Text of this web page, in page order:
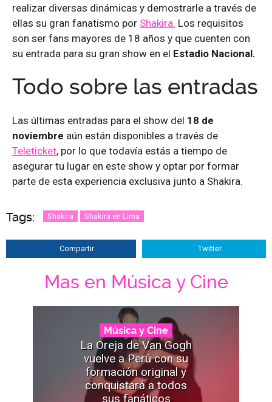
realizar diversas dinámicas y demostrarle a través de
ellas su gran fanatismo por Shakira. Los requisitos
son ser fans mayores de 18 años y que cuenten con
su entrada para su gran show en el Estadio Nacional.
Todo sobre las entradas
Las últimas entradas para el show del 18 de
noviembre aún están disponibles a través de
Teleticket, por lo que todavía estás a tiempo de
asegurar tu lugar en este show y optar por formar
parte de esta experiencia exclusiva junto a Shakira.
Tags: Shakira Shakira en Lima
Compartir Twitter
Mas en Música y Cine
Música y Cine
La Oreja de Van Gogh
vuelve a Perú con su
formación original y
conquistará a todos
sus fanáticos